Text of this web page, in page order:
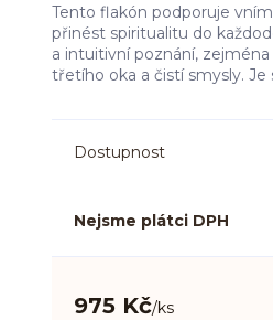
Tento flakón podporuje
přinést spiritualitu do
a intuitivní poznání,
třetího oka a čistí smysly.
Dostupnost
Nejsme plátci DPH
975 Kč/ks